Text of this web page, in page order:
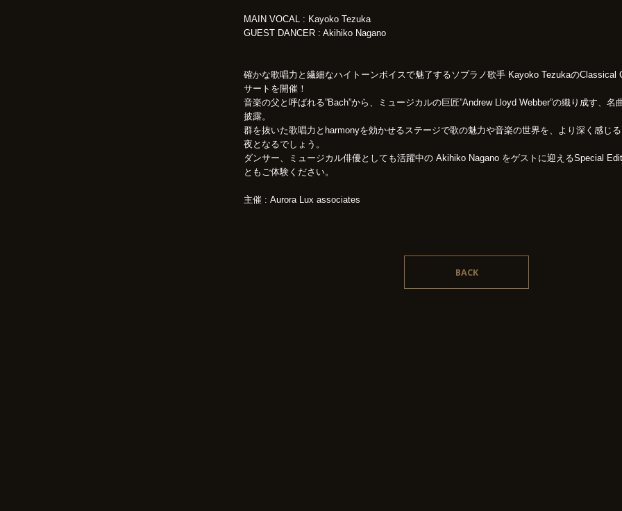
MAIN VOCAL : Kayoko Tezuka
GUEST DANCER : Akihiko Nagano
確かな歌唱力と繊細なハイトーンボイスで魅了するソプラノ歌手 Kayoko TezukaのClassical
サートを開催！
音楽の父と呼ばれる”Bach”から、ミュージカルの巨匠”Andrew Lloyd Webber”の織り成す、名
披露。
群を抜いた歌唱力とharmonyを効かせるステージで歌の魅力や音楽の世界を、より深く感じ
夜となるでしょう。
ダンサー、ミュージカル俳優としても活躍中の Akihiko Nagano をゲストに迎えるSpecial
ともご体験ください。
主催 : Aurora Lux associates
BACK